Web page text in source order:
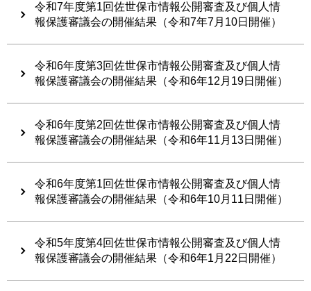
令和7年度第1回佐世保市情報公開審査及び個人情
報保護審議会の開催結果（令和7年7月10日開催）
令和6年度第3回佐世保市情報公開審査及び個人情
報保護審議会の開催結果（令和6年12月19日開催）
令和6年度第2回佐世保市情報公開審査及び個人情
報保護審議会の開催結果（令和6年11月13日開催）
令和6年度第1回佐世保市情報公開審査及び個人情
報保護審議会の開催結果（令和6年10月11日開催）
令和5年度第4回佐世保市情報公開審査及び個人情
報保護審議会の開催結果（令和6年1月22日開催）